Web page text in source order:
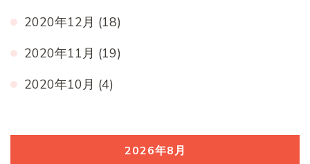
2020年12月 (18)
2020年11月 (19)
2020年10月 (4)
2026年8月